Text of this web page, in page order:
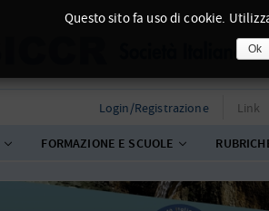
Login/Registrazione Link
FORMAZIONE E SCUOLE
Questo sito fa uso di cookie.
Ok